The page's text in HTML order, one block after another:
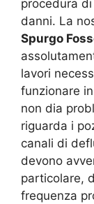
procedura
danni. La
Spurgo
lavori
funzionare
non dia
riguarda i
canali di
devono
particolare,
frequenza